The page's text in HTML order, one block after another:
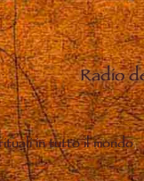
Radio
in tutto il mondo